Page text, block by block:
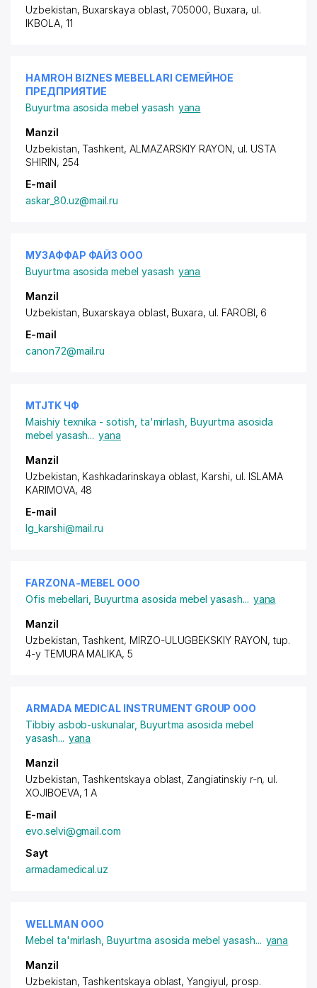
Uzbekistan, Buxarskaya oblast, 705000, Buxara, ul.
IKBOLA, 11
HAMROH BIZNES MEBELLARI СЕМЕЙНОЕ
ПРЕДПРИЯТИЕ
Buyurtma asosida mebel yasash yana
Manzil
Uzbekistan, Tashkent, ALMAZARSKIY RAYON, ul. USTA
SHIRIN, 254
E-mail
askar_80.uz@mail.ru
МУЗАФФАР ФАЙЗ ООО
Buyurtma asosida mebel yasash yana
Manzil
Uzbekistan, Buxarskaya oblast, Buxara, ul. FAROBI, 6
E-mail
canon72@mail.ru
MTJTK ЧФ
Maishiy texnika - sotish, ta'mirlash ,Buyurtma asosida
mebel yasash... yana
Manzil
Uzbekistan, Kashkadarinskaya oblast, Karshi, ul. ISLAMA
KARIMOVA, 48
E-mail
lg_karshi@mail.ru
FARZONA-MEBEL ООО
Ofis mebellari ,Buyurtma asosida mebel yasash... yana
Manzil
Uzbekistan, Tashkent, MIRZO-ULUGBEKSKIY RAYON,tup.
4-y TEMURA MALIKA, 5
ARMADA MEDICAL INSTRUMENT GROUP ООО
Tibbiy asbob-uskunalar, Buyurtma asosida mebel
yasash... yana
Manzil
Uzbekistan, Tashkentskaya oblast, Zangiatinskiy r-n, ul.
XOJIBOEVA, 1 A
E-mail
evo.selvi@gmail.com
Sayt
armadamedical.uz
WELLMAN ООО
Mebel ta'mirlash ,Buyurtma asosida mebel yasash... yana
Manzil
Uzbekistan, Tashkentskaya oblast, Yangiyul, prosp.